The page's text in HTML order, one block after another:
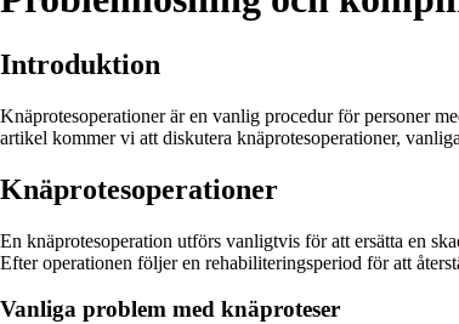
Introduktion
Knäprotesoperationer är en vanlig procedur för personer
artikel kommer vi att diskutera knäprotesoperationer,
Knäprotesoperationer
En knäprotesoperation utförs vanligtvis för att ersätta en
Efter operationen följer en rehabiliteringsperiod för att
Vanliga problem med knäproteser